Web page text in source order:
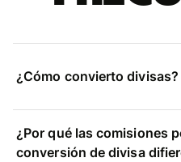
¿Cómo convierto divisas?
¿Por qué las comisiones
conversión de divisa